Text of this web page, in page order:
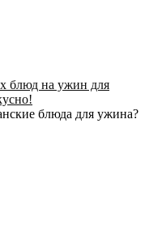
блюд на ужин для
блюда для ужина?